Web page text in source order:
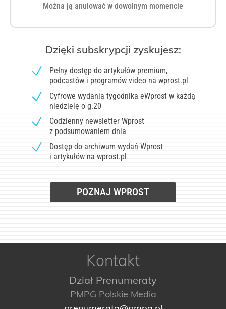
Można ją anulować w dowolnym momencie
Pełny dostęp do artykułów premium,
podcastów i programów video na wprost.pl
Cyfrowe wydania tygodnika eWprost w każdą
niedzielę o g.20
Codzienny newsletter Wprost
z podsumowaniem dnia
Dostęp do archiwum wydań Wprost
i artykułów na wprost.pl
POZNAJ WPROST
Kontakt
Dział Prenumeraty
PMPG Polskie Media